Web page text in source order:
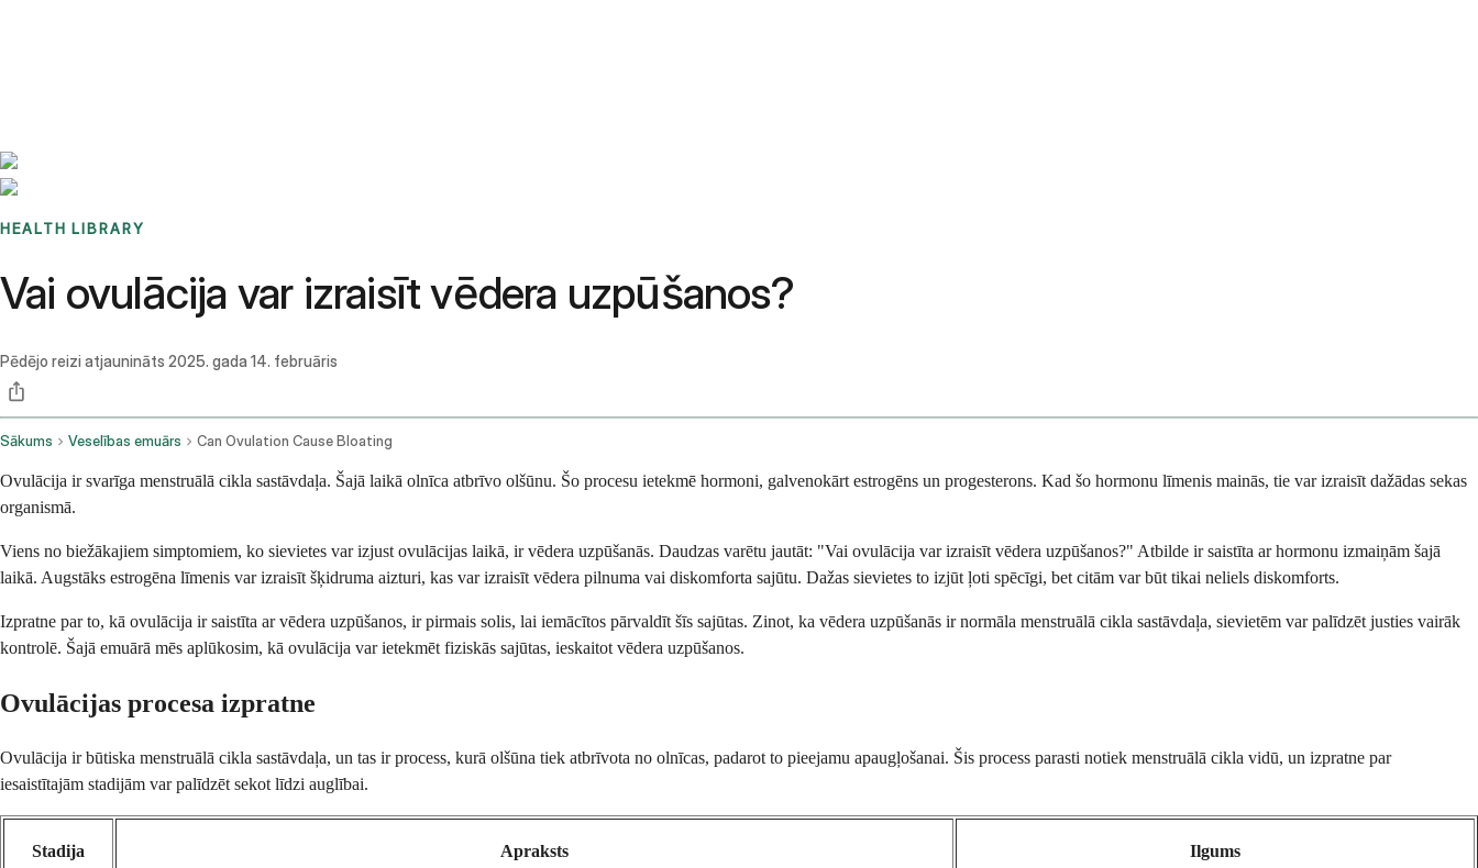
HEALTH LIBRARY
Vai ovulācija var izraisīt vēdera uzpūšanos?
Pēdējo reizi atjaunināts 2025. gada 14. februāris
Sākums Veselības emuārs Can Ovulation Cause Bloating
Ovulācija ir svarīga menstruālā cikla sastāvdaļa. Šajā laikā olnīca atbrīvo olšūnu. Šo procesu ietekmē hormoni, galvenokārt estrogēns un progesterons. Kad šo hormonu līmenis mainās, tie var izraisīt dažādas sekas
organismā.
Viens no biežākajiem simptomiem, ko sievietes var izjust ovulācijas laikā, ir vēdera uzpūšanās. Daudzas varētu jautāt: "Vai ovulācija var izraisīt vēdera uzpūšanos?" Atbilde ir saistīta ar hormonu izmaiņām šajā
laikā. Augstāks estrogēna līmenis var izraisīt šķidruma aizturi, kas var izraisīt vēdera pilnuma vai diskomforta sajūtu. Dažas sievietes to izjūt ļoti spēcīgi, bet citām var būt tikai neliels diskomforts.
Izpratne par to, kā ovulācija ir saistīta ar vēdera uzpūšanos, ir pirmais solis, lai iemācītos pārvaldīt šīs sajūtas. Zinot, ka vēdera uzpūšanās ir normāla menstruālā cikla sastāvdaļa, sievietēm var palīdzēt justies vairāk
kontrolē. Šajā emuārā mēs aplūkosim, kā ovulācija var ietekmēt fiziskās sajūtas, ieskaitot vēdera uzpūšanos.
Ovulācijas procesa izpratne
Ovulācija ir būtiska menstruālā cikla sastāvdaļa, un tas ir process, kurā olšūna tiek atbrīvota no olnīcas, padarot to pieejamu apaugļošanai. Šis process parasti notiek menstruālā cikla vidū, un izpratne par
iesaistītajām stadijām var palīdzēt sekot līdzi auglībai.
Stadija Apraksts Ilgums